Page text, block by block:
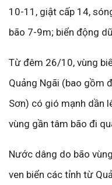
10-11, giật cấp 14,
bão 7-9m; biển động
Từ đêm 26/10, vùng
Quảng Ngãi (bao gồm
Sơn) có gió mạnh dần
vùng gần tâm bão đi
Nước dâng do bão
ven biển các tỉnh từ